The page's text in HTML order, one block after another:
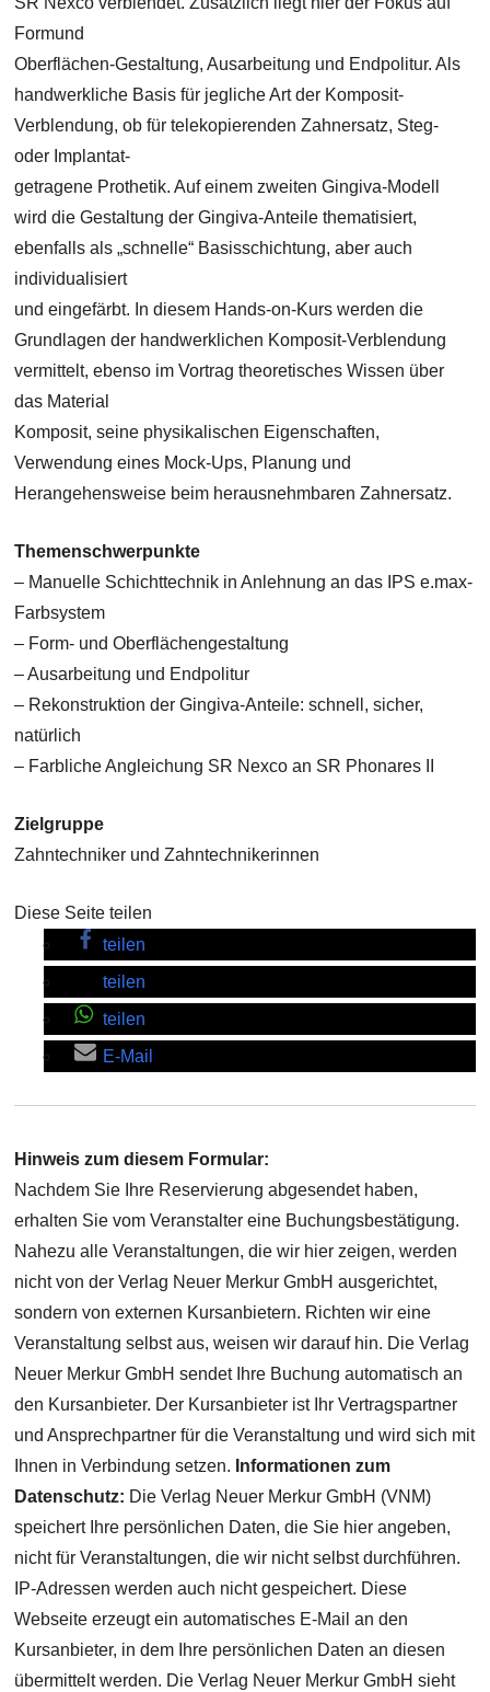
Formund
Oberflächen-Gestaltung, Ausarbeitung und Endpolitur. Als
handwerkliche Basis für jegliche Art der Komposit-
Verblendung, ob für telekopierenden Zahnersatz, Steg-
oder Implantat-
getragene Prothetik. Auf einem zweiten Gingiva-Modell
wird die Gestaltung der Gingiva-Anteile thematisiert,
ebenfalls als „schnelle“ Basisschichtung, aber auch
individualisiert
und eingefärbt. In diesem Hands-on-Kurs werden die
Grundlagen der handwerklichen Komposit-Verblendung
vermittelt, ebenso im Vortrag theoretisches Wissen über
das Material
Komposit, seine physikalischen Eigenschaften,
Verwendung eines Mock-Ups, Planung und
Herangehensweise beim herausnehmbaren Zahnersatz.
Themenschwerpunkte
– Manuelle Schichttechnik in Anlehnung an das IPS e.max-
Farbsystem
– Form- und Oberflächengestaltung
– Ausarbeitung und Endpolitur
– Rekonstruktion der Gingiva-Anteile: schnell, sicher,
natürlich
– Farbliche Angleichung SR Nexco an SR Phonares II
Zielgruppe
Zahntechniker und Zahntechnikerinnen
Diese Seite teilen
teilen
teilen
teilen
E-Mail
Hinweis zum diesem Formular:
Nachdem Sie Ihre Reservierung abgesendet haben,
erhalten Sie vom Veranstalter eine Buchungsbestätigung.
Nahezu alle Veranstaltungen, die wir hier zeigen, werden
nicht von der Verlag Neuer Merkur GmbH ausgerichtet,
sondern von externen Kursanbietern. Richten wir eine
Veranstaltung selbst aus, weisen wir darauf hin. Die Verlag
Neuer Merkur GmbH sendet Ihre Buchung automatisch an
den Kursanbieter. Der Kursanbieter ist Ihr Vertragspartner
und Ansprechpartner für die Veranstaltung und wird sich mit
Ihnen in Verbindung setzen. Informationen zum
Datenschutz: Die Verlag Neuer Merkur GmbH (VNM)
speichert Ihre persönlichen Daten, die Sie hier angeben,
nicht für Veranstaltungen, die wir nicht selbst durchführen.
IP-Adressen werden auch nicht gespeichert. Diese
Webseite erzeugt ein automatisches E-Mail an den
Kursanbieter, in dem Ihre persönlichen Daten an diesen
übermittelt werden. Die Verlag Neuer Merkur GmbH sieht